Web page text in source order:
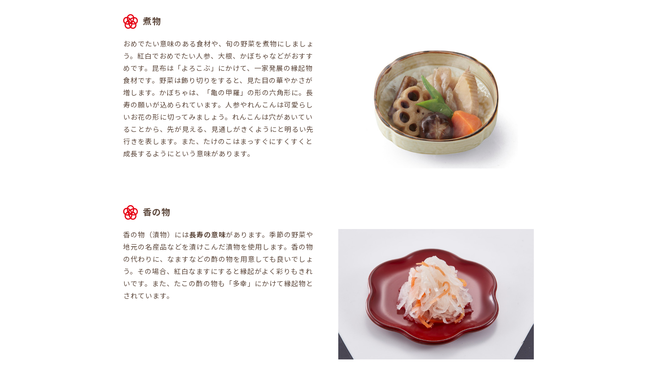
煮物
おめでたい意味のある食材や、旬の野菜を煮物にしましょ
う。紅白でおめでたい人参、大根、かぼちゃなどがおすす
めです。昆布は「よろこぶ」にかけて、一家発展の縁起物
食材です。野菜は飾り切りをすると、見た目の華やかさが
増します。かぼちゃは、「亀の甲羅」の形の六角形に。長
寿の願いが込められています。人参やれんこんは可愛らし
いお花の形に切ってみましょう。れんこんは穴があいてい
ることから、先が見える、見通しがきくようにと明るい先
行きを表します。また、たけのこはまっすぐにすくすくと
成長するようにという意味があります。
香の物
香の物（漬物）には長寿の意味があります。季節の野菜や
地元の名産品などを漬けこんだ漬物を使用します。香の物
の代わりに、なますなどの酢の物を用意しても良いでしょ
う。その場合、紅白なますにすると縁起がよく彩りもきれ
いです。また、たこの酢の物も「多幸」にかけて縁起物と
されています。